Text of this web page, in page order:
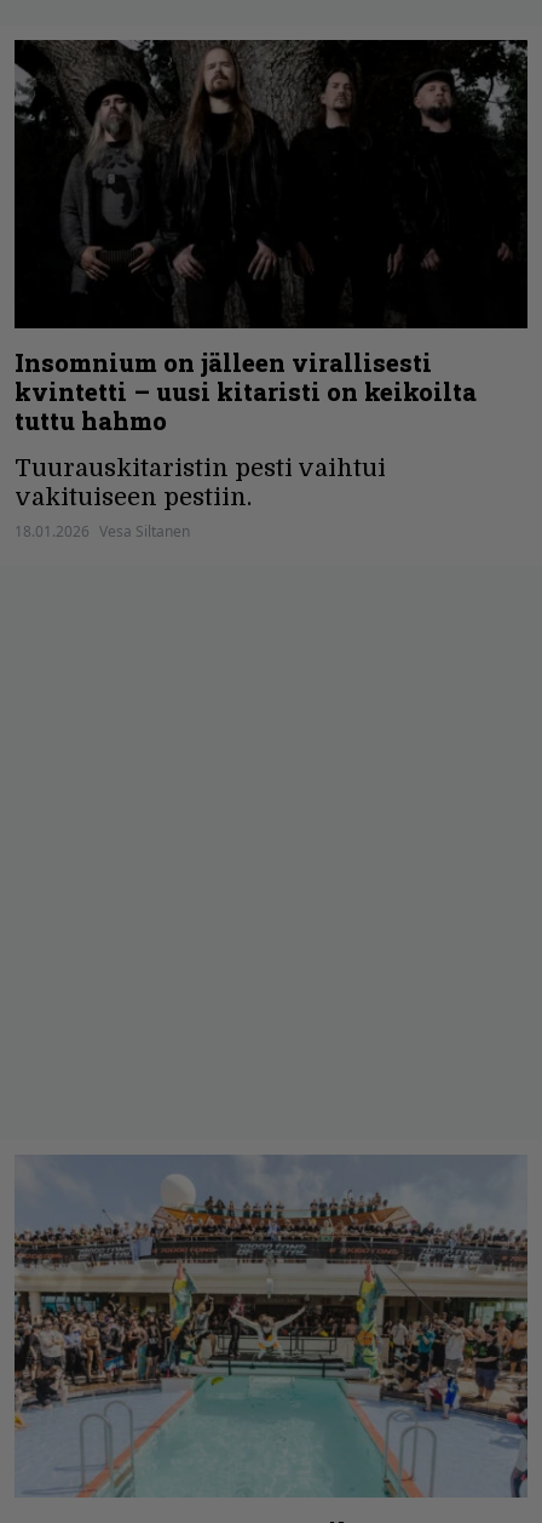
Insomnium on jälleen virallisesti
kvintetti – uusi kitaristi on keikoilta
tuttu hahmo
Tuurauskitaristin pesti vaihtui
vakituiseen pestiin.
18.01.2026 Vesa Siltanen